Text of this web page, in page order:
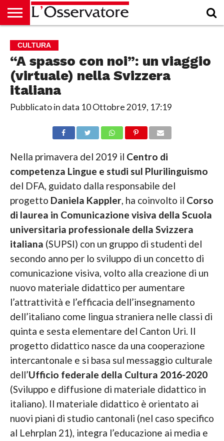
CULTURA
ECONOMIA
RUBRICHE
ARCHIVIO
PODCAST
ABBONAMENTO
CHI
SIAMO
ACCEDI
CULTURA
“A spasso con noi”: un viaggio
(virtuale) nella Svizzera
italiana
Pubblicato in data 10 Ottobre 2019, 17:19
Nella primavera del 2019 il Centro di
competenza Lingue e studi sul Plurilinguismo
del DFA, guidato dalla responsabile del
progetto Daniela Kappler, ha coinvolto il Corso
di laurea in Comunicazione visiva della Scuola
universitaria professionale della Svizzera
italiana (SUPSI) con un gruppo di studenti del
secondo anno per lo sviluppo di un concetto di
comunicazione visiva, volto alla creazione di un
nuovo materiale didattico per aumentare
l’attrattività e l’efficacia dell’insegnamento
dell’italiano come lingua straniera nelle classi di
quinta e sesta elementare del Canton Uri. Il
progetto didattico nasce da una cooperazione
intercantonale e si basa sul messaggio culturale
dell’Ufficio federale della Cultura 2016-2020
(Sviluppo e diffusione di materiale didattico in
italiano). Il materiale didattico è orientato ai
nuovi piani di studio cantonali (nel caso specifico
al Lehrplan 21), integra l’educazione ai media e